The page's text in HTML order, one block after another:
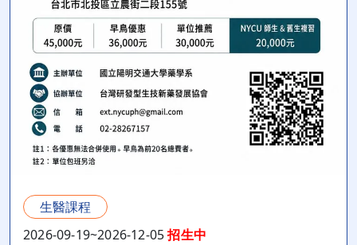
生醫課程
2026-09-19~2026-12-05招生中